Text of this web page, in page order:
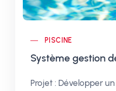
PISCINE
Système gestion
Projet : Développer